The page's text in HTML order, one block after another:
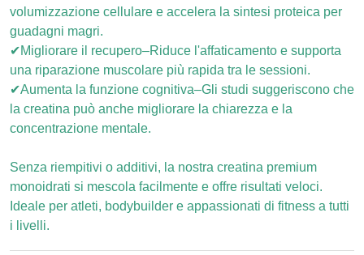
volumizzazione cellulare e accelera la sintesi proteica per
guadagni magri.
✔Migliorare il recupero–Riduce l'affaticamento e supporta
una riparazione muscolare più rapida tra le sessioni.
✔Aumenta la funzione cognitiva–Gli studi suggeriscono che
la creatina può anche migliorare la chiarezza e la
concentrazione mentale.
Senza riempitivi o additivi, la nostra creatina premium
monoidrati si mescola facilmente e offre risultati veloci.
Ideale per atleti, bodybuilder e appassionati di fitness a tutti
i livelli.